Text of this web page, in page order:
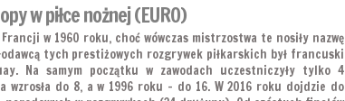
w piłce nożnej (EURO)
Francji w 1960 roku, choć wówczas mistrzostwa te nosiły nazwę
tych prestiżowych rozgrywek piłkarskich był francuski
Na samym początku w zawodach uczestniczyły tylko 4
do 8, a w 1996 roku – do 16. W 2016 roku dojdzie do